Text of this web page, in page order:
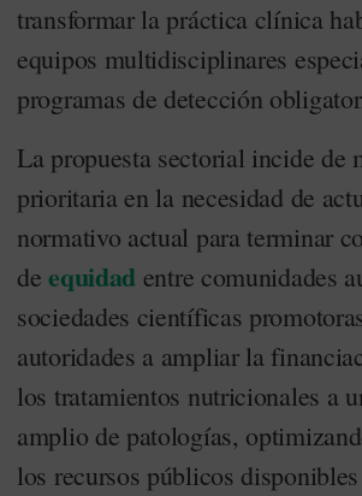
transformar la práctica clínica
equipos multidisciplinares
programas de detección
La propuesta sectorial incide de
prioritaria en la necesidad de
normativo actual para terminar
deequidad entre comunidades
sociedades científicas
autoridades a ampliar la
los tratamientos nutricionales a
amplio de patologías,
los recursos públicos